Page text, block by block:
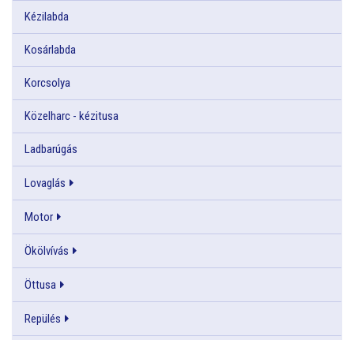
Kézilabda
Kosárlabda
Korcsolya
Közelharc - kézitusa
Ladbarúgás
Lovaglás
Motor
Ökölvívás
Öttusa
Repülés